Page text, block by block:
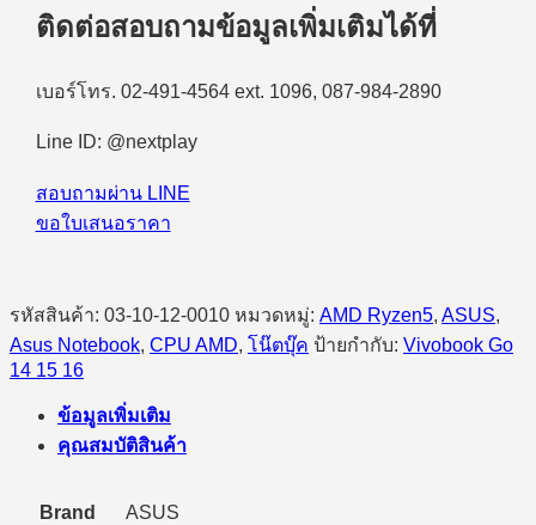
ติดต่อสอบถามข้อมูลเพิ่มเติมได้ที่
เบอร์โทร. 02-491-4564 ext. 1096, 087-984-2890
Line ID: @nextplay
สอบถามผ่าน LINE
ขอใบเสนอราคา
รหัสสินค้า: 03-10-12-0010 หมวดหมู่: AMD Ryzen5, ASUS,
Asus Notebook, CPU AMD, โน๊ตบุ๊ค ป้ายกำกับ: Vivobook Go
14 15 16
ข้อมูลเพิ่มเติม
คุณสมบัติสินค้า
Brand ASUS